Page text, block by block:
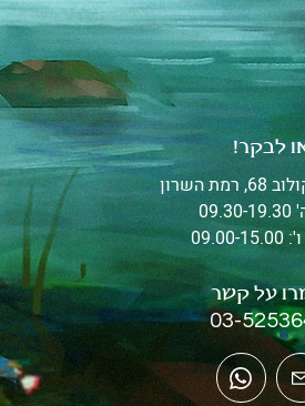
כוכבים מהדהדים: ירח ~ אינטואיציה, חיבור
דמיון, שלווה, עבודת חלימה. נפטון ~
אנרגיות עדינות, דמיון, עבודת חלומות,
לבקר!
רמת השרון
15.00
על קשר
03-